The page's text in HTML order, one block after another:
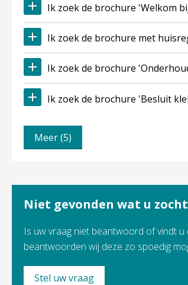
Ik zoek de brochure 'Welkom
Ik zoek de brochure met
Ik zoek de brochure
Ik zoek de brochure 'Besluit
Meer (5)
Niet gevonden wat u
Is uw vraag niet beantwoord of vindt u
beantwoorden wij deze zo spoedig
Stel uw vraag